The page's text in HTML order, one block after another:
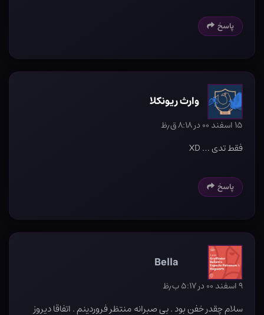
پاسخ
وارث ریونکلا
۱۵ اسفند ۰۰ در ۸:۱۸ ق٫ظ
فقط تدی … XD
پاسخ
Bella
۹ اسفند ۰۰ در ۵:۱۷ ب٫ظ
سلام چقدر خفن بود . بی صبرانه منتظر فروردینم . اتفاقا دیروز